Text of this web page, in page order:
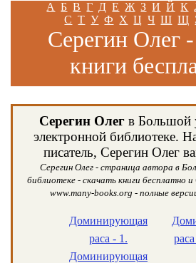
А Б В Г Д Е Ж З И Й К
С Т У Ф Х Ц Ч Ш Щ
Серегин Олег -
книги
читать книги
Серегин Олегв Большой
электронной библиотеке.
писатель, Серегин Олег
Серегин Олег - страница автора в
библиотеке - скачать книги бесплатно
www.many-books.org - полные
Доминирующая
раса - 1.
Доминирующая